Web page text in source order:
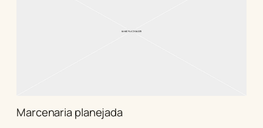
Marcenaria planejada